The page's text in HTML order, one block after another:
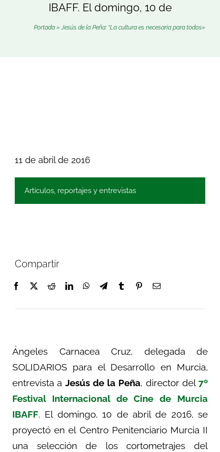
IBAFF. El domingo, 10 de
Portada » Jesús de la Peña: “La cultura es necesaria para todos»
11 de abril de 2016
Artículos, reportajes y entrevistas
Compartir
Ángeles Carnacea Cruz, delegada de
SOLIDARIOS para el Desarrollo en Murcia,
entrevista a Jesús de la Peña, director del 7º
Festival Internacional de Cine de Murcia
IBAFF. El domingo, 10 de abril de 2016, se
proyectó en el Centro Penitenciario Murcia II
una selección de los cortometrajes del